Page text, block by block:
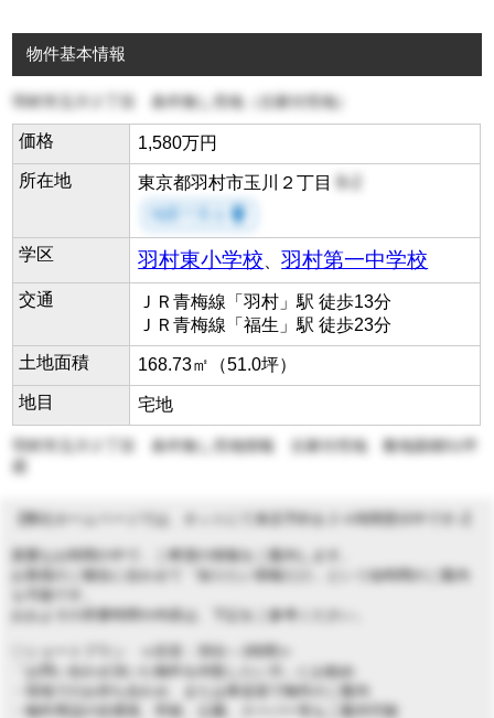
物件基本情報
羽村市玉川２丁目 条件無し売地（古家付売地）
価格
1,580万円
所在地
東京都羽村市玉川２丁目
room
学区 羽村東小学校 、羽村第一中学校
交通
ＪＲ青梅線「羽村」駅 徒歩13分
ＪＲ青梅線「福生」駅 徒歩23分
土地面積
168.73㎡（51.0坪）
地目
宅地
羽村市玉川２丁目 条件無し売地情報 古家付売地 敷地面積51坪
超
貴重なお時間の中で、ご希望の情報をご案内します。
お客様のご都合に合わせて「知りたい情報だけ」という短時間のご案内
おおよその所要時間や内容は、下記をご参考ください。
「お問い合わせ頂いた物件を内覧したい方」にお勧め
・現地でのお待ち合わせ、または車送迎で物件のご案内